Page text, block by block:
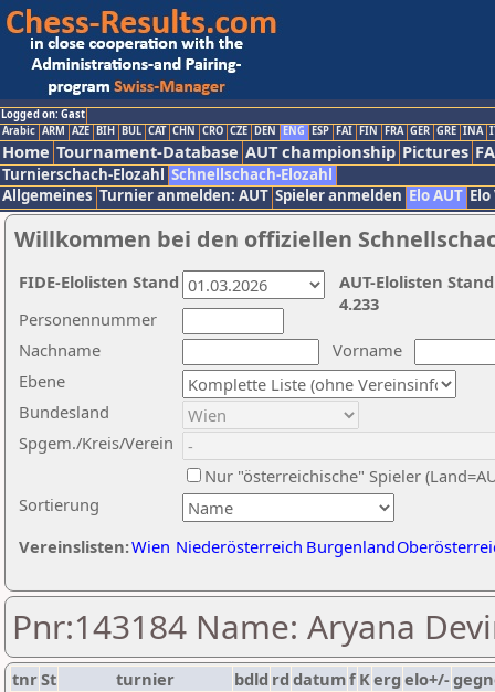
Logged on: Gast
Arabic ARM AZE BIH BUL CAT CHN CRO CZE DEN ENG ESP FAI FIN FRA GER GRE INA
Home Tournament-Database AUT championship Pictures
Turnierschach-Elozahl Schnellschach-Elozahl
Allgemeines Turnier anmelden: AUT Spieler anmelden Elo AUT
Willkommen bei den offiziellen
Nachname
Vorname
Ebene
Sortierung
Personennummer
Bundesland
Spgem./Kreis/Verein
Nur "österreichische" Spieler
Vereinslisten:Wien Niederösterreich Burgenland
AUT-Elolisten
4.233
FIDE-Elolisten Stand
Pnr:143184 Name: Aryana
tnrSt turnier bdld rd datumf Kerg elo+/-